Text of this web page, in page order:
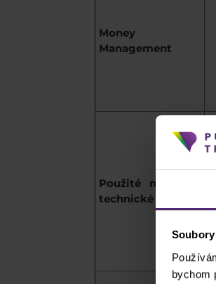
bychom
Money
Management
Použité metody
technické analýzy